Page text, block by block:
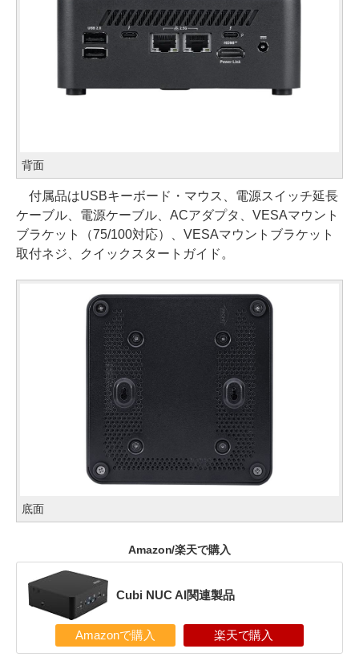
背面
付属品はUSBキーボード・マウス、電源スイッチ延長
ケーブル、電源ケーブル、ACアダプタ、VESAマウント
ブラケット（75/100対応）、VESAマウントブラケット
取付ネジ、クイックスタートガイド。
底面
Amazon/楽天で購入
Cubi NUC AI関連製品
Amazonで購入 楽天で購入